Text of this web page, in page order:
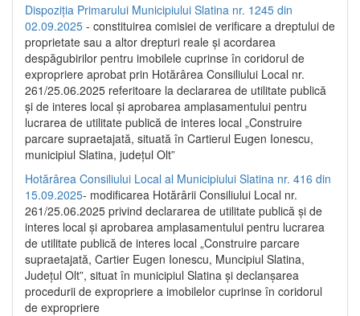
Dispoziția Primarului Municipiului Slatina nr. 1245 din
02.09.2025 - constituirea comisiei de verificare a dreptului de
proprietate sau a altor drepturi reale și acordarea
despăgubirilor pentru imobilele cuprinse în coridorul de
expropriere aprobat prin Hotărârea Consiliului Local nr.
261/25.06.2025 referitoare la declararea de utilitate publică
și de interes local și aprobarea amplasamentului pentru
lucrarea de utilitate publică de interes local „Construire
parcare supraetajată, situată în Cartierul Eugen Ionescu,
municipiul Slatina, județul Olt”
Hotărârea Consiliului Local al Municipiului Slatina nr. 416 din
15.09.2025- modificarea Hotărârii Consiliului Local nr.
261/25.06.2025 privind declararea de utilitate publică și de
interes local și aprobarea amplasamentului pentru lucrarea
de utilitate publică de interes local „Construire parcare
supraetajată, Cartier Eugen Ionescu, Muncipiul Slatina,
Județul Olt”, situat în municipiul Slatina și declanșarea
procedurii de expropriere a imobilelor cuprinse în coridorul
de expropriere